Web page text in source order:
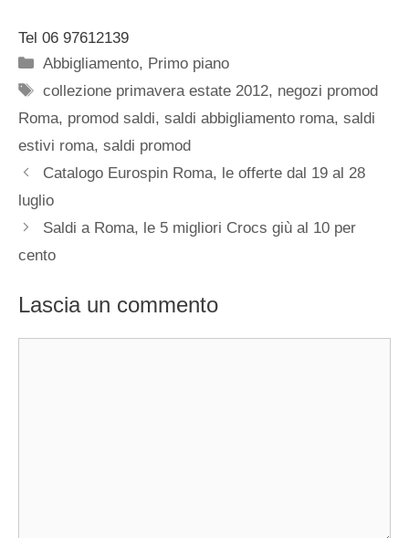
Tel 06 97612139
Categorie
Abbigliamento, Primo piano
Tag
collezione primavera estate 2012, negozi promod
Roma, promod saldi, saldi abbigliamento roma, saldi
estivi roma, saldi promod
Catalogo Eurospin Roma, le offerte dal 19 al 28
luglio
Saldi a Roma, le 5 migliori Crocs giù al 10 per
cento
Lascia un commento